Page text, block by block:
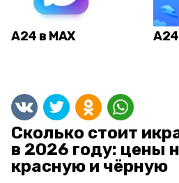
А24 в MAX А24
Сколько стоит
в 2026 году: цены
красную и чёрную